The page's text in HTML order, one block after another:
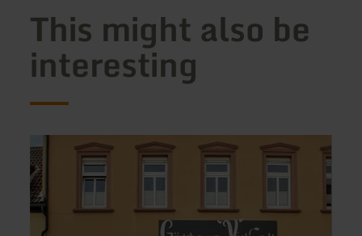
This might also be
interesting
more
about:
Gästehaus
am
Viehmarkt
about:
Hotel
Haus